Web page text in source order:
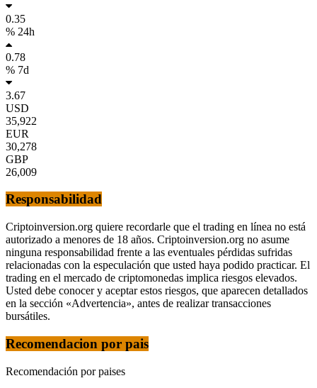
0.35
% 24h
0.78
% 7d
3.67
USD
35,922
EUR
30,278
GBP
26,009
Responsabilidad
Criptoinversion.org quiere recordarle que el trading en línea no está
autorizado a menores de 18 años. Criptoinversion.org no asume
ninguna responsabilidad frente a las eventuales pérdidas sufridas
relacionadas con la especulación que usted haya podido practicar. El
trading en el mercado de criptomonedas implica riesgos elevados.
Usted debe conocer y aceptar estos riesgos, que aparecen detallados
en la sección «Advertencia», antes de realizar transacciones
bursátiles.
Recomendacion por pais
Recomendación por paises